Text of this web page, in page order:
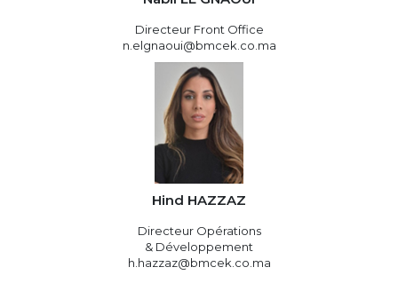
Directeur Front Office
n.elgnaoui@bmcek.co.ma
Hind HAZZAZ
Directeur Opérations
& Développement
h.hazzaz@bmcek.co.ma